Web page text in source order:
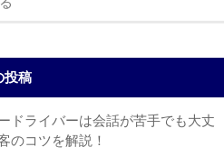
投稿
ドライバーは会話が苦手でも大丈
のコツを解説！